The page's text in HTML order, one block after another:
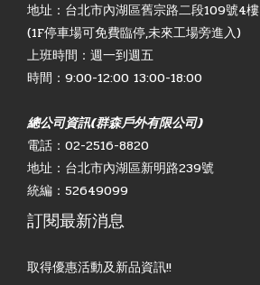
地址：台北市內湖區舊宗路二段109號4樓
(1F停車場可免費臨停,未來工場旁進入)
上班時間：週一到週五
時間：9:00-12:00 13:00-18:00
總公司資訊(群森戶外有限公司)
電話：02-2516-8820
地址：台北市內湖區新明路239號
統編：52649099
訂閱最新消息
取得優惠活動及新品資訊!!